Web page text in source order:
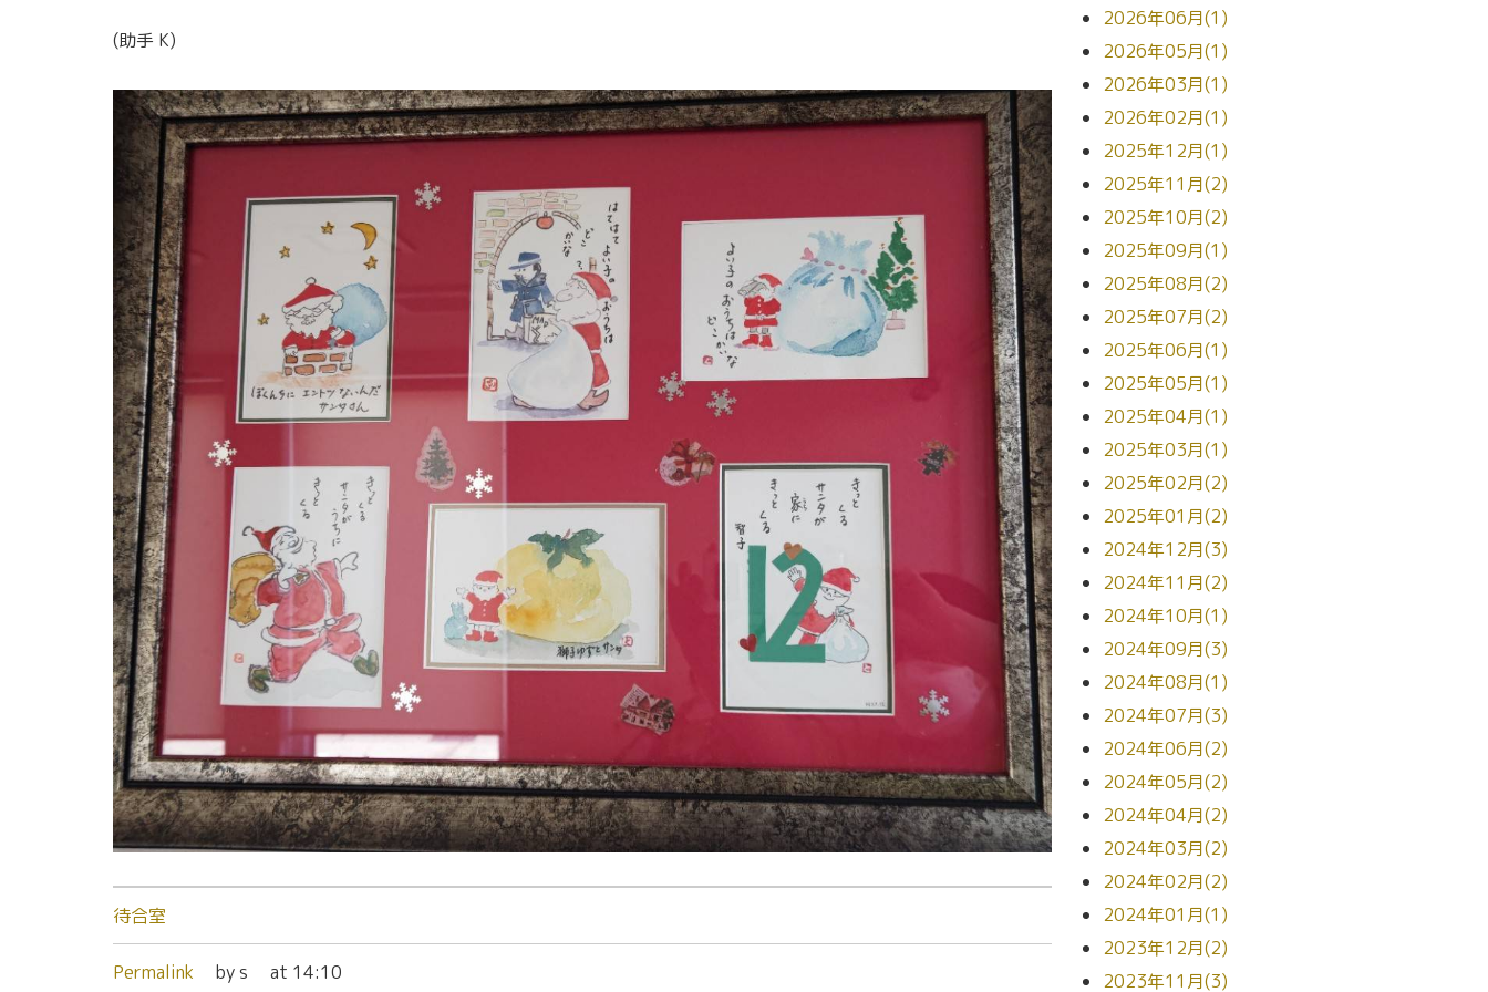
(助手 K)
待合室
Permalink by s at 14:10
2026年06月(1)
2026年05月(1)
2026年03月(1)
2026年02月(1)
2025年12月(1)
2025年11月(2)
2025年10月(2)
2025年09月(1)
2025年08月(2)
2025年07月(2)
2025年06月(1)
2025年05月(1)
2025年04月(1)
2025年03月(1)
2025年02月(2)
2025年01月(2)
2024年12月(3)
2024年11月(2)
2024年10月(1)
2024年09月(3)
2024年08月(1)
2024年07月(3)
2024年06月(2)
2024年05月(2)
2024年04月(2)
2024年03月(2)
2024年02月(2)
2024年01月(1)
2023年12月(2)
2023年11月(3)